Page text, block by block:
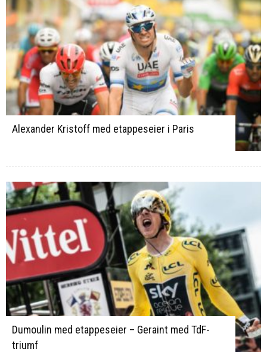
Alexander Kristoff med etappeseier i Paris
Dumoulin med etappeseier – Geraint med TdF-
triumf